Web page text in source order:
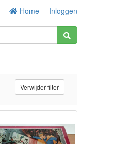
Home Inloggen
Verwijder filter